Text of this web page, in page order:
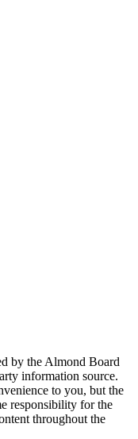
by the Almond Board
information source.
to you, but the
responsibility for the
throughout the